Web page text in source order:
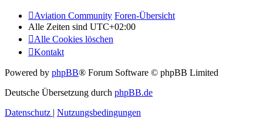
Aviation Community Foren-Übersicht
Alle Zeiten sind UTC+02:00
Alle Cookies löschen
Kontakt
Powered by phpBB® Forum Software © phpBB Limited
Deutsche Übersetzung durch phpBB.de
Datenschutz
Nutzungsbedingungen